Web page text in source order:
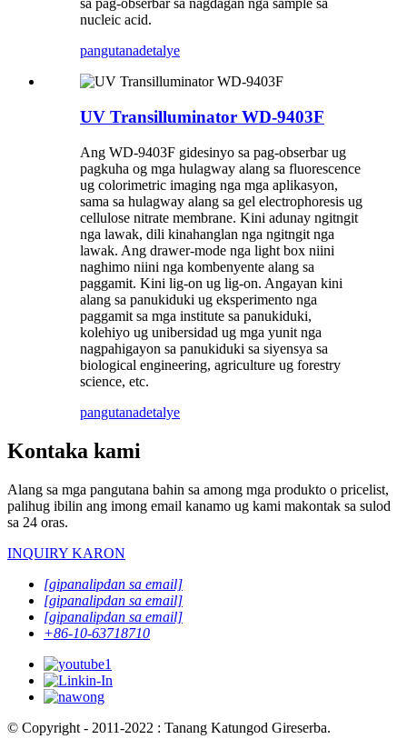
sa pag-obserbar sa nagdagan nga sample sa
nucleic acid.
pangutanadetalye
UV Transilluminator WD-9403F
Ang WD-9403F gidesinyo sa pag-obserbar ug
pagkuha og mga hulagway alang sa fluorescence
ug colorimetric imaging nga mga aplikasyon,
sama sa hulagway alang sa gel electrophoresis ug
cellulose nitrate membrane. Kini adunay ngitngit
nga lawak, dili kinahanglan nga ngitngit nga
lawak. Ang drawer-mode nga light box niini
naghimo niini nga kombenyente alang sa
paggamit. Kini lig-on ug lig-on. Angayan kini
alang sa panukiduki ug eksperimento nga
paggamit sa mga institute sa panukiduki,
kolehiyo ug unibersidad ug mga yunit nga
nagpahigayon sa panukiduki sa siyensya sa
biological engineering, agriculture ug forestry
science, etc.
pangutanadetalye
Kontaka kami
Alang sa mga pangutana bahin sa among mga produkto o pricelist,
palihug ibilin ang imong email kanamo ug kami makontak sa sulod
sa 24 oras.
INQUIRY KARON
[gipanalipdan sa email]
[gipanalipdan sa email]
[gipanalipdan sa email]
+86-10-63718710
© Copyright - 2011-2022 : Tanang Katungod Gireserba.